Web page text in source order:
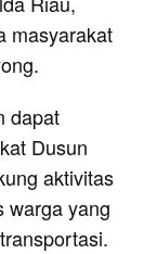
masyarakat
dapat
Dusun
aktivitas
warga yang